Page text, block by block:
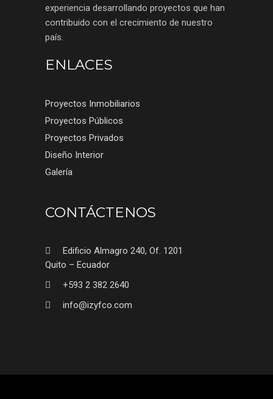
experiencia desarrollando proyectos que han
contribuido con el crecimiento de nuestro
país.
ENLACES
Proyectos Inmobiliarios
Proyectos Públicos
Proyectos Privados
Diseño Interior
Galería
CONTÁCTENOS
Edificio Almagro 240, Of. 1201
Quito – Ecuador
+593 2 382 2640
info@izyfco.com